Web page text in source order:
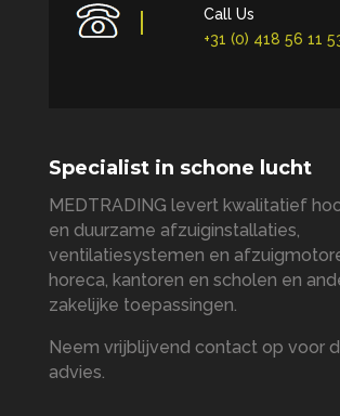
Call Us
+31 (0) 418 56 11
Specialist in schone lucht
MEDTRADING levert kwalitatief
en duurzame afzuiginstallaties,
ventilatiesystemen en
horeca, kantoren en scholen en
zakelijke toepassingen.
Neem vrijblijvend contact op voor
advies.